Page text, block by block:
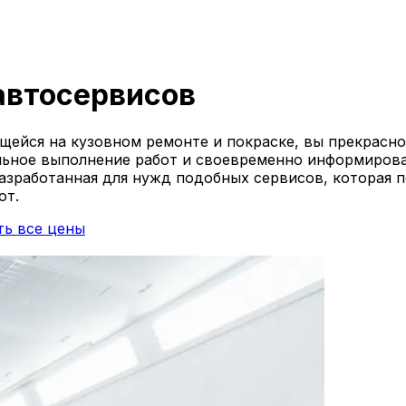
на профессиональном кузовном ремонте
на кузовном ремонте и покраске, вы
выполнение работ и своевременно
для нужд подобных сервисов,
все цены